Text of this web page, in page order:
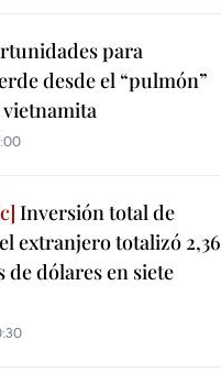
para
desde el “pulmón”
vietnamita
Inversión total de
extranjero totalizó 2,36
dólares en siete